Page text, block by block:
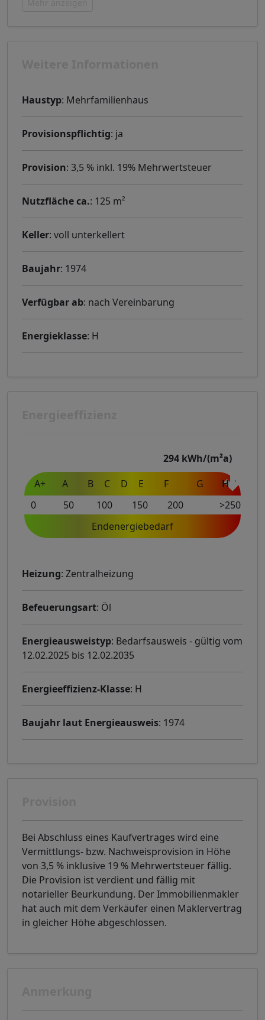
Haustyp: Mehrfamilienhaus
Provisionspflichtig: ja
Provision: 3,5 % inkl. 19% Mehrwertsteuer
Nutzfläche ca.: 125 m²
Keller: voll unterkellert
Baujahr: 1974
Verfügbar ab: nach Vereinbarung
Energieklasse: H
A+ A B C D E F G H
294 kWh/(m²a)
0 50 100 150 200
>250
Endenergiebedarf
Heizung: Zentralheizung
Befeuerungsart: Öl
Energieausweistyp: Bedarfsausweis - gültig vom
12.02.2025 bis 12.02.2035
Energieeffizienz-Klasse: H
Baujahr laut Energieausweis: 1974
Bei Abschluss eines Kaufvertrages wird eine
Vermittlungs- bzw. Nachweisprovision in Höhe
von 3,5 % inklusive 19 % Mehrwertsteuer fällig.
Die Provision ist verdient und fällig mit
notarieller Beurkundung. Der Immobilienmakler
hat auch mit dem Verkäufer einen Maklervertrag
in gleicher Höhe abgeschlossen.